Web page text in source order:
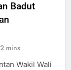
Badut
2 mins
Wakil Wali